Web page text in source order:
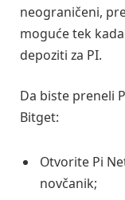
neograničeni,
moguće tek
depoziti za PI.
Da biste preneli
Bitget:
Otvorite Pi
novčanik;